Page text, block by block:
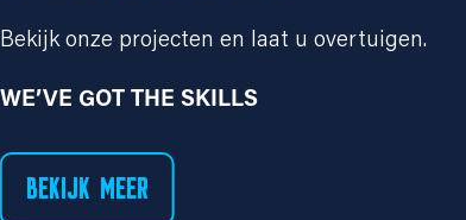
Bekijk onze projecten en laat u overtuigen.
WE’VE GOT THE SKILLS
BEKIJK MEER